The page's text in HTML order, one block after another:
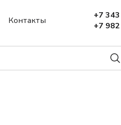
Контакты
+7
+7